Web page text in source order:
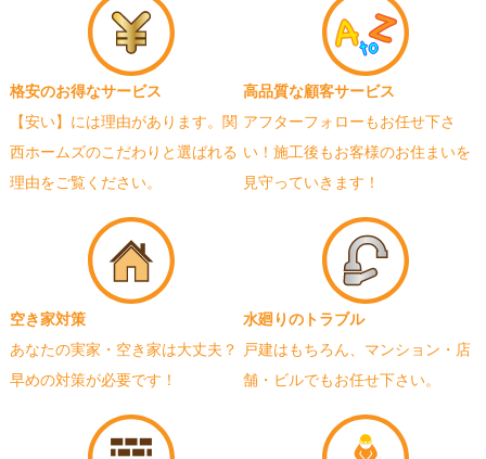
格安のお得なサービス
【安い】には理由があります。関
西ホームズのこだわりと選ばれる
理由をご覧ください。
高品質な顧客サービス
アフターフォローもお任せ下さ
い！施工後もお客様のお住まいを
見守っていきます！
空き家対策
あなたの実家・空き家は大丈夫？
早めの対策が必要です！
水廻りのトラブル
戸建はもちろん、マンション・店
舗・ビルでもお任せ下さい。